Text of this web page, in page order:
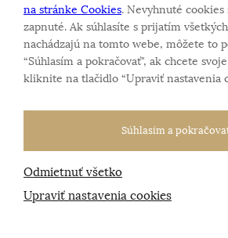
Sme rodinná firma a zameriavame
a šperkov od roku 1994.
Pozrite sa na naše ďaľšie web
Všetky práva vyhradené
Tvorba e-shopovodBlueweb s.r.o.
na stránke Cookies. Nevyhnuté
zapnuté. Ak súhlasíte s prijatím
nachádzajú na tomto webe, môžete to
“Súhlasím a pokračovať", ak chcete
kliknite na tlačidlo “Upraviť nastavenia
Súhlasím a
Odmietnuť všetko
Upraviť nastavenia cookies